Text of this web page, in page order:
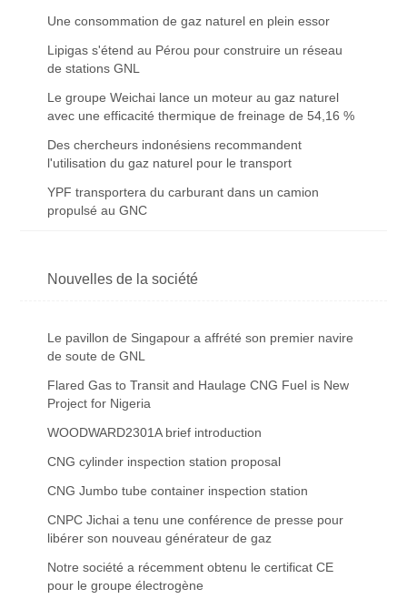
Une consommation de gaz naturel en plein essor
Lipigas s'étend au Pérou pour construire un réseau
de stations GNL
Le groupe Weichai lance un moteur au gaz naturel
avec une efficacité thermique de freinage de 54,16 %
Des chercheurs indonésiens recommandent
l'utilisation du gaz naturel pour le transport
YPF transportera du carburant dans un camion
propulsé au GNC
Nouvelles de la société
Le pavillon de Singapour a affrété son premier navire
de soute de GNL
Flared Gas to Transit and Haulage CNG Fuel is New
Project for Nigeria
WOODWARD2301A brief introduction
CNG cylinder inspection station proposal
CNG Jumbo tube container inspection station
CNPC Jichai a tenu une conférence de presse pour
libérer son nouveau générateur de gaz
Notre société a récemment obtenu le certificat CE
pour le groupe électrogène